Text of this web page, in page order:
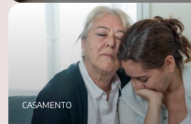
Quanto tempo de casado tem direito
CASAMENTO